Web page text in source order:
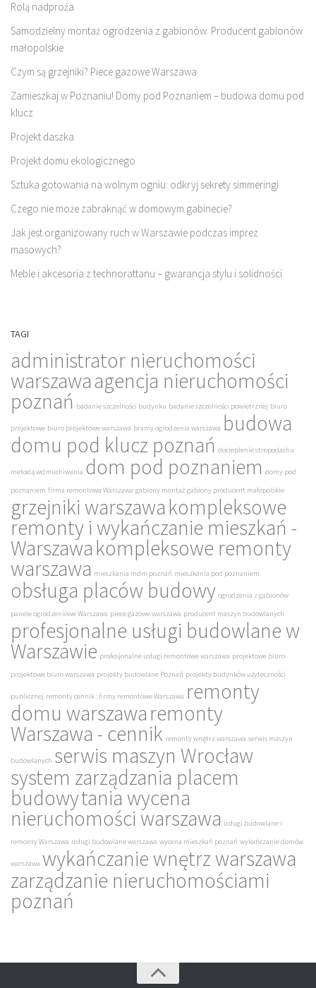
Rolą nadproża
Samodzielny montaż ogrodzenia z gabionów. Producent gabionów
małopolskie
Czym są grzejniki? Piece gazowe Warszawa
Zamieszkaj w Poznaniu! Domy pod Poznaniem – budowa domu pod
klucz
Projekt daszka
Projekt domu ekologicznego
Sztuka gotowania na wolnym ogniu: odkryj sekrety simmeringi
Czego nie może zabraknąć w domowym gabinecie?
Jak jest organizowany ruch w Warszawie podczas imprez
masowych?
Meble i akcesoria z technorattanu – gwarancja stylu i solidności
TAGI
administrator nieruchomości
warszawaagencja nieruchomości
poznań badanie szczelności budynku badanie szczelności powietrznej biuro
projektowe biuro projektowe warszawa bramy ogrodzenia warszawa budowa
domu pod klucz poznań docieplenie stropodachu
metodą wdmuchiwania dom pod poznaniem domy pod
poznaniem firma remontowa Warszawa gabiony montaż gabiony producent małopolskie
grzejniki warszawakompleksowe
remonty i wykańczanie mieszkań -
Warszawakompleksowe remonty
warszawa mieszkania mdm poznań mieszkania pod poznaniem
obsługa placów budowy ogrodzenia z gabionów
panele ogrodzeniowe Warszawa piece gazowe warszawa producent maszyn budowlanych
profesjonalne usługi budowlane w
Warszawie profesjonalne usługi remontowe warszawa projektowe biuro
projektowe biuro warszawa projekty budowlane Poznań projekty budynków użyteczności
publicznej remonty cennik : firmy remontowe Warszawa remonty
domu warszawaremonty
Warszawa - cennik remonty wnętrz warszawa serwis maszyn
budowlanych serwis maszyn Wrocław
system zarządzania placem
budowytania wycena
nieruchomości warszawa usługi budowlane i
remonty Warszawa usługi budowlane warszawa wycena mieszkań poznań wykańczanie domów
warszawa wykańczanie wnętrz warszawa
zarządzanie nieruchomościami
poznań